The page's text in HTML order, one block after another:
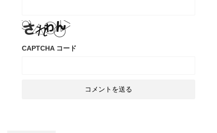
CAPTCHA コード